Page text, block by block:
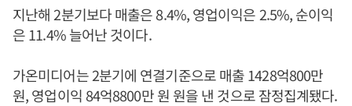
지난해 2분기보다 매출은 8.4%, 영업이익은 2.5%, 순이익
은 11.4% 늘어난 것이다.
가온미디어는 2분기에 연결기준으로 매출 1428억800만
원, 영업이익 84억8800만 원 원을 낸 것으로 잠정집계됐다.